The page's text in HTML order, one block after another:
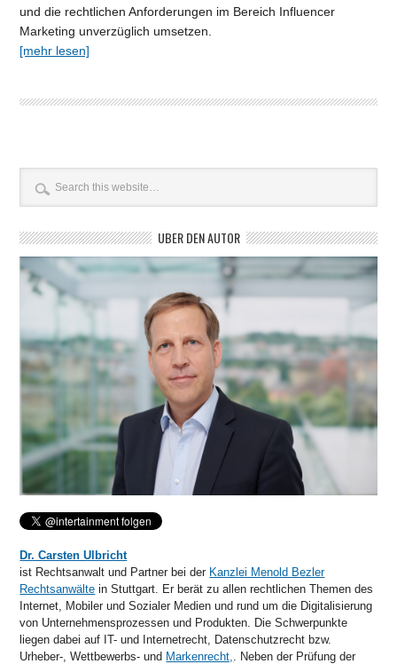
und die rechtlichen Anforderungen im Bereich Influencer
Marketing unverzüglich umsetzen.
[mehr lesen]
ÜBER DEN AUTOR
Dr. Carsten Ulbricht
ist Rechtsanwalt und Partner bei der Kanzlei Menold Bezler
Rechtsanwälte in Stuttgart. Er berät zu allen rechtlichen Themen des
Internet, Mobiler und Sozialer Medien und rund um die Digitalisierung
von Unternehmensprozessen und Produkten. Die Schwerpunkte
liegen dabei auf IT- und Internetrecht, Datenschutzrecht bzw.
Urheber-, Wettbewerbs- und Markenrecht,
. Neben der Prüfung der